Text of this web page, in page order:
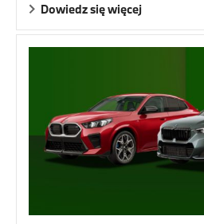
Dowiedz się więcej